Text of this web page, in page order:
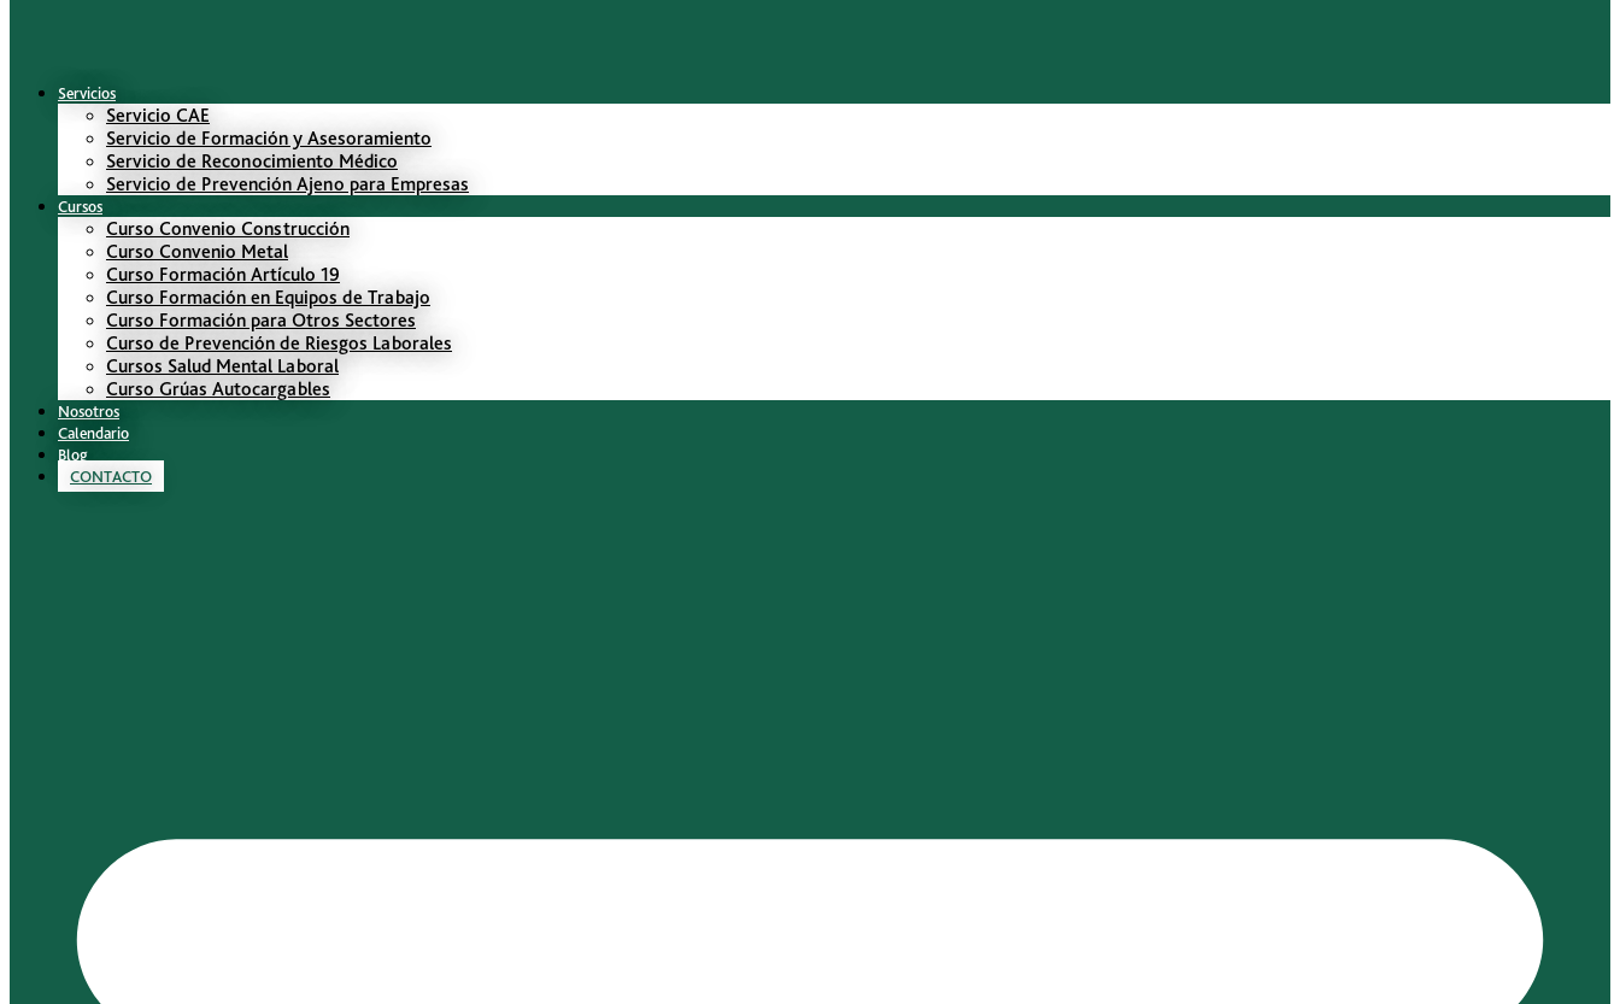
Servicios
Servicio CAE
Servicio de Formación y Asesoramiento
Servicio de Reconocimiento Médico
Servicio de Prevención Ajeno para Empresas
Cursos
Curso Convenio Construcción
Curso Convenio Metal
Curso Formación Artículo 19
Curso Formación en Equipos de Trabajo
Curso Formación para Otros Sectores
Curso de Prevención de Riesgos Laborales
Cursos Salud Mental Laboral
Curso Grúas Autocargables
Nosotros
Calendario
Blog
CONTACTO